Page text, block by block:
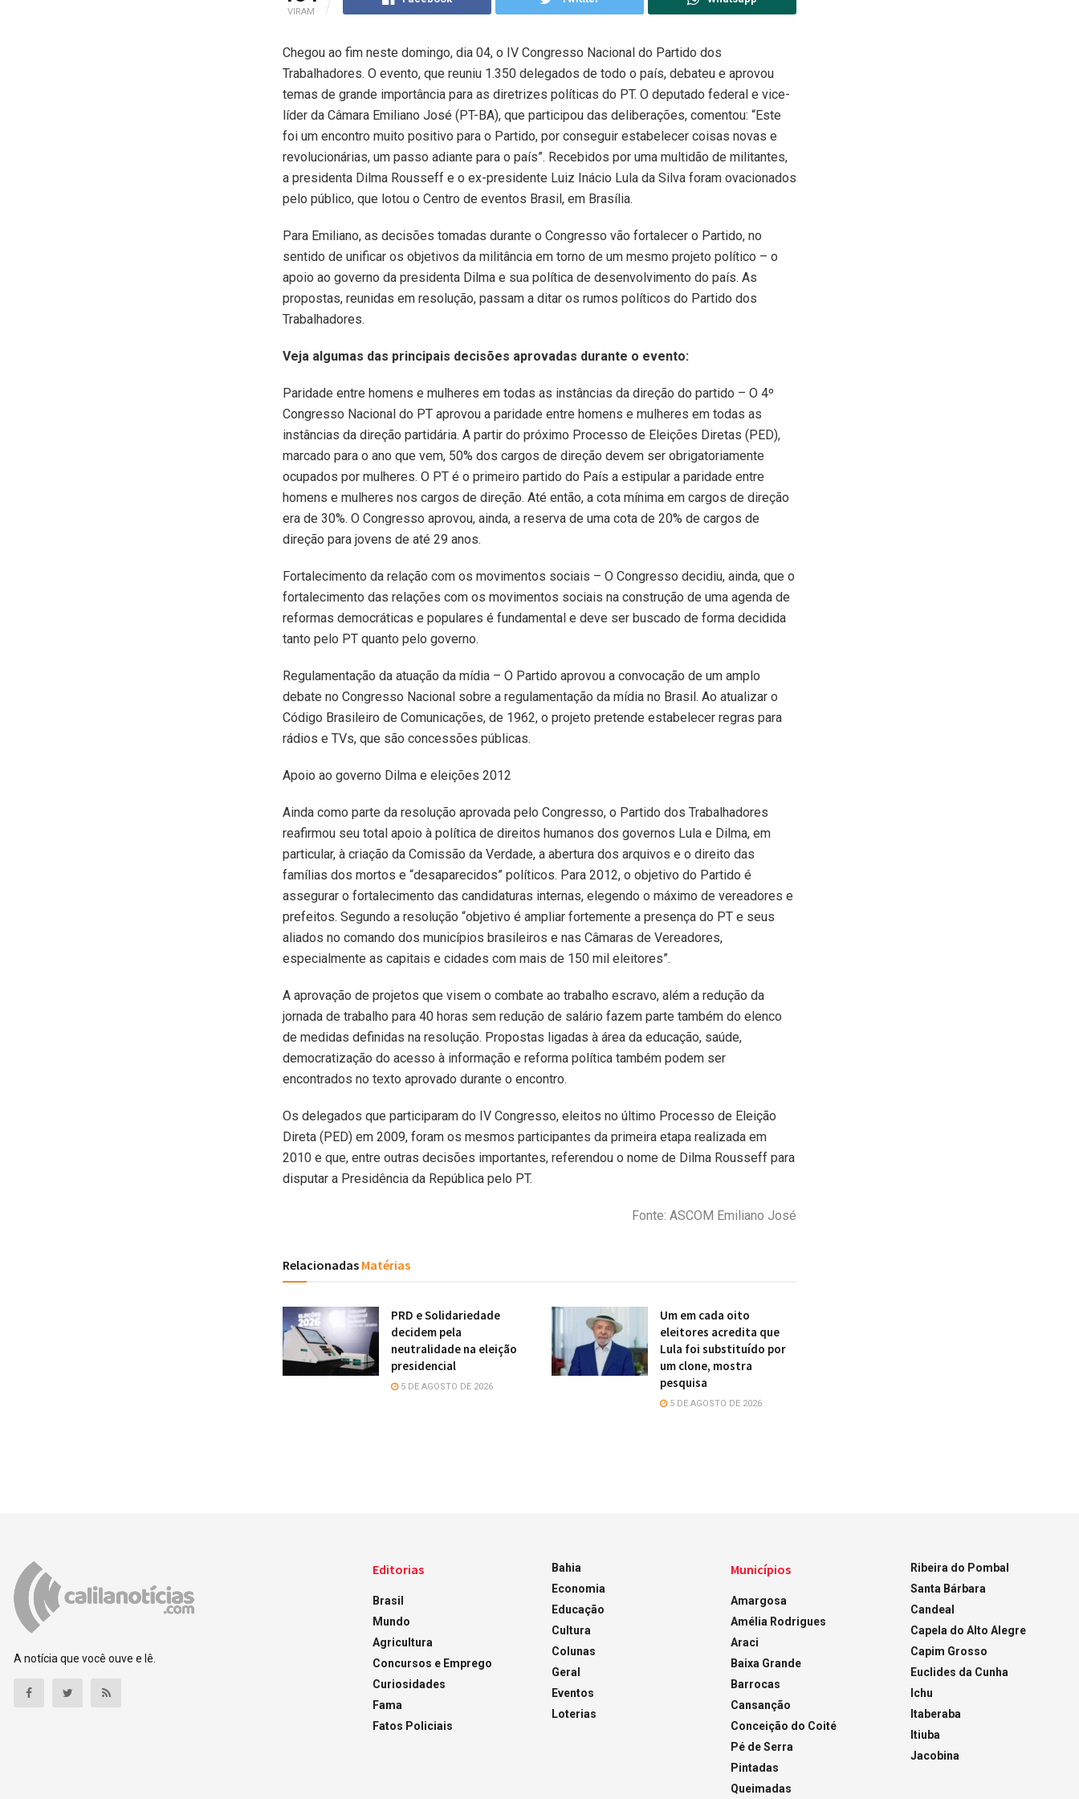
VIRAM
Chegou ao fim neste domingo, dia 04, o IV Congresso Nacional do Partido dos
Trabalhadores. O evento, que reuniu 1.350 delegados de todo o país, debateu e aprovou
temas de grande importância para as diretrizes políticas do PT. O deputado federal e vice-
líder da Câmara Emiliano José (PT-BA), que participou das deliberações, comentou: “Este
foi um encontro muito positivo para o Partido, por conseguir estabelecer coisas novas e
revolucionárias, um passo adiante para o país”. Recebidos por uma multidão de militantes,
a presidenta Dilma Rousseff e o ex-presidente Luiz Inácio Lula da Silva foram ovacionados
pelo público, que lotou o Centro de eventos Brasil, em Brasília.
Para Emiliano, as decisões tomadas durante o Congresso vão fortalecer o Partido, no
sentido de unificar os objetivos da militância em torno de um mesmo projeto político – o
apoio ao governo da presidenta Dilma e sua política de desenvolvimento do país. As
propostas, reunidas em resolução, passam a ditar os rumos políticos do Partido dos
Trabalhadores.
Veja algumas das principais decisões aprovadas durante o evento:
Paridade entre homens e mulheres em todas as instâncias da direção do partido – O 4º
Congresso Nacional do PT aprovou a paridade entre homens e mulheres em todas as
instâncias da direção partidária. A partir do próximo Processo de Eleições Diretas (PED),
marcado para o ano que vem, 50% dos cargos de direção devem ser obrigatoriamente
ocupados por mulheres. O PT é o primeiro partido do País a estipular a paridade entre
homens e mulheres nos cargos de direção. Até então, a cota mínima em cargos de direção
era de 30%. O Congresso aprovou, ainda, a reserva de uma cota de 20% de cargos de
direção para jovens de até 29 anos.
Fortalecimento da relação com os movimentos sociais – O Congresso decidiu, ainda, que o
fortalecimento das relações com os movimentos sociais na construção de uma agenda de
reformas democráticas e populares é fundamental e deve ser buscado de forma decidida
tanto pelo PT quanto pelo governo.
Regulamentação da atuação da mídia – O Partido aprovou a convocação de um amplo
debate no Congresso Nacional sobre a regulamentação da mídia no Brasil. Ao atualizar o
Código Brasileiro de Comunicações, de 1962, o projeto pretende estabelecer regras para
rádios e TVs, que são concessões públicas.
Apoio ao governo Dilma e eleições 2012
Ainda como parte da resolução aprovada pelo Congresso, o Partido dos Trabalhadores
reafirmou seu total apoio à política de direitos humanos dos governos Lula e Dilma, em
particular, à criação da Comissão da Verdade, a abertura dos arquivos e o direito das
famílias dos mortos e “desaparecidos” políticos. Para 2012, o objetivo do Partido é
assegurar o fortalecimento das candidaturas internas, elegendo o máximo de vereadores e
prefeitos. Segundo a resolução “objetivo é ampliar fortemente a presença do PT e seus
aliados no comando dos municípios brasileiros e nas Câmaras de Vereadores,
especialmente as capitais e cidades com mais de 150 mil eleitores”.
A aprovação de projetos que visem o combate ao trabalho escravo, além a redução da
jornada de trabalho para 40 horas sem redução de salário fazem parte também do elenco
de medidas definidas na resolução. Propostas ligadas à área da educação, saúde,
democratização do acesso à informação e reforma política também podem ser
encontrados no texto aprovado durante o encontro.
Os delegados que participaram do IV Congresso, eleitos no último Processo de Eleição
Direta (PED) em 2009, foram os mesmos participantes da primeira etapa realizada em
2010 e que, entre outras decisões importantes, referendou o nome de Dilma Rousseff para
disputar a Presidência da República pelo PT.
Fonte: ASCOM Emiliano José
Relacionadas Matérias
PRD e Solidariedade
decidem pela
neutralidade na eleição
presidencial
5 DE AGOSTO DE 2026
Um em cada oito
eleitores acredita que
Lula foi substituído por
um clone, mostra
pesquisa
5 DE AGOSTO DE 2026
A notícia que você ouve e lê.
Editorias
Brasil
Mundo
Agricultura
Concursos e Emprego
Curiosidades
Fama
Fatos Policiais
Bahia
Economia
Educação
Cultura
Colunas
Geral
Eventos
Loterias
Municípios
Amargosa
Amélia Rodrigues
Araci
Baixa Grande
Barrocas
Cansanção
Conceição do Coité
Pé de Serra
Pintadas
Queimadas
Ribeira do Pombal
Santa Bárbara
Candeal
Capela do Alto Alegre
Capim Grosso
Euclides da Cunha
Ichu
Itaberaba
Itiuba
Jacobina